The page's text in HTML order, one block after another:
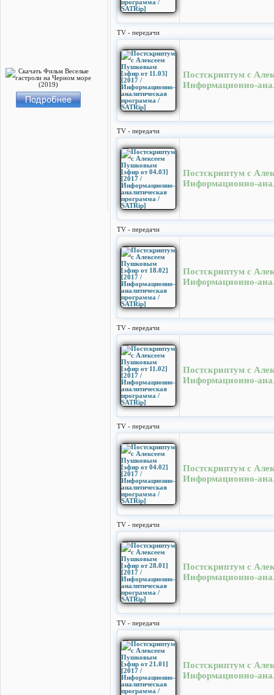
TV - передачи
Постскриптум с
Информационно-
TV - передачи
Постскриптум с
Информационно-
TV - передачи
Постскриптум с
Информационно-
TV - передачи
Постскриптум с
Информационно-
TV - передачи
Постскриптум с
Информационно-
TV - передачи
Постскриптум с
Информационно-
TV - передачи
Постскриптум с
Информационно-